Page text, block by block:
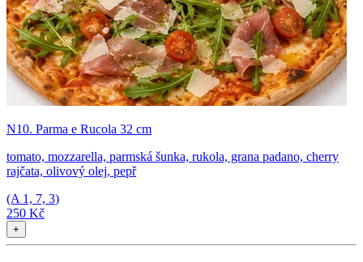
N10. Parma e Rucola 32 cm
tomato, mozzarella, parmská šunka, rukola, grana padano, cherry
rajčata, olivový olej, pepř
(A 1, 7, 3)
250 Kč
+